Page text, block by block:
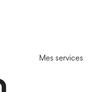
Mes services